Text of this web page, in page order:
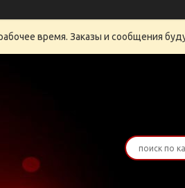
время. Заказы и сообщения